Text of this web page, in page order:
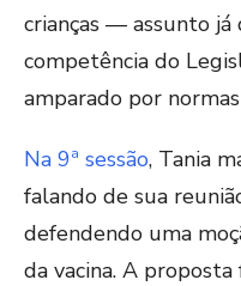
crianças — assunto já
competência do
amparado por
Na 9ª sessão, Tania
falando de sua
defendendo uma
da vacina. A